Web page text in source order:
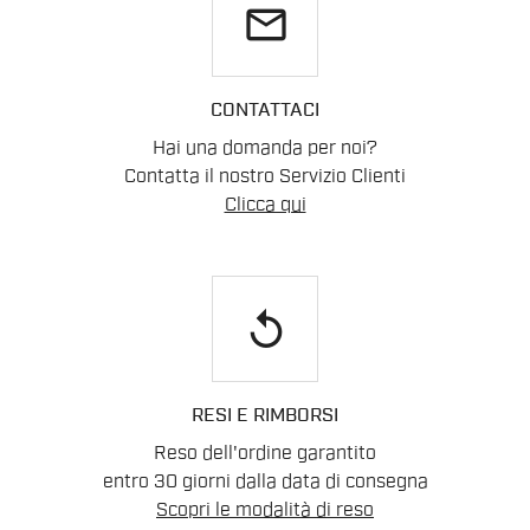
email
CONTATTACI
Hai una domanda per noi?
Contatta il nostro Servizio Clienti
Clicca qui
replay
RESI E RIMBORSI
Reso dell'ordine garantito
entro 30 giorni dalla data di consegna
Scopri le modalità di reso